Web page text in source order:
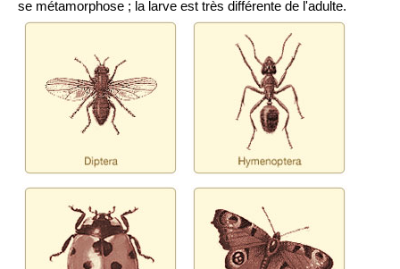
se métamorphose ; la larve est très différente de l'adulte.